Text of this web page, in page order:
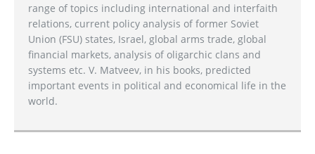
range of topics including international and interfaith
relations, current policy analysis of former Soviet
Union (FSU) states, Israel, global arms trade, global
financial markets, analysis of oligarchic clans and
systems etc. V. Matveev, in his books, predicted
important events in political and economical life in the
world.